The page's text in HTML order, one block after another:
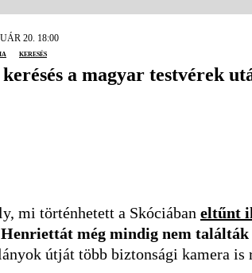
20. 18:00
keresés
a magyar testvérek
mi történhetett a Skóciában eltűnt
még mindig nem találták
útját több biztonsági kamera is